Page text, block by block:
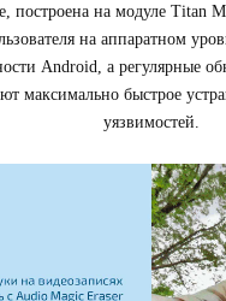
построена на модуле Titan
на аппаратном
Android, а регулярные
максимально быстрое
уязвимостей.